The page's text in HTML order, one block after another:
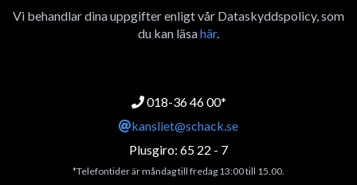
Vi behandlar dina uppgifter enligt vår Dataskyddspolicy, som
du kan läsahär.
018-36 46 00*
kansliet@schack.se
Plusgiro: 65 22 - 7
*Telefontider är måndag till fredag 13:00 till 15.00.